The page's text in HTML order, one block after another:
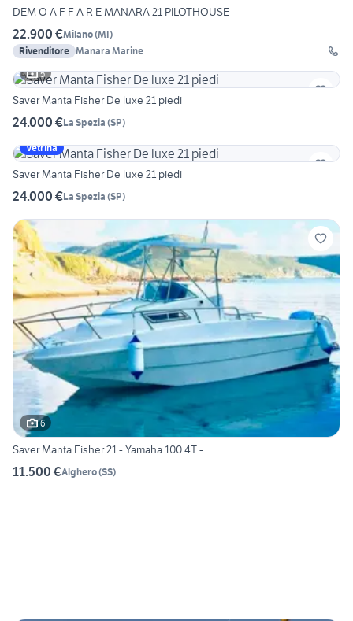
DEM O A F F A R E MANARA 21 PILOTHOUSE
22.900 €Milano(MI)
Rivenditore Manara Marine
5
Saver Manta Fisher De luxe 21 piedi
24.000 €La Spezia (SP)
Vetrina
Saver Manta Fisher De luxe 21 piedi
24.000 €La Spezia (SP)
6
Saver Manta Fisher 21 - Yamaha 100 4T -
11.500 €Alghero(SS)